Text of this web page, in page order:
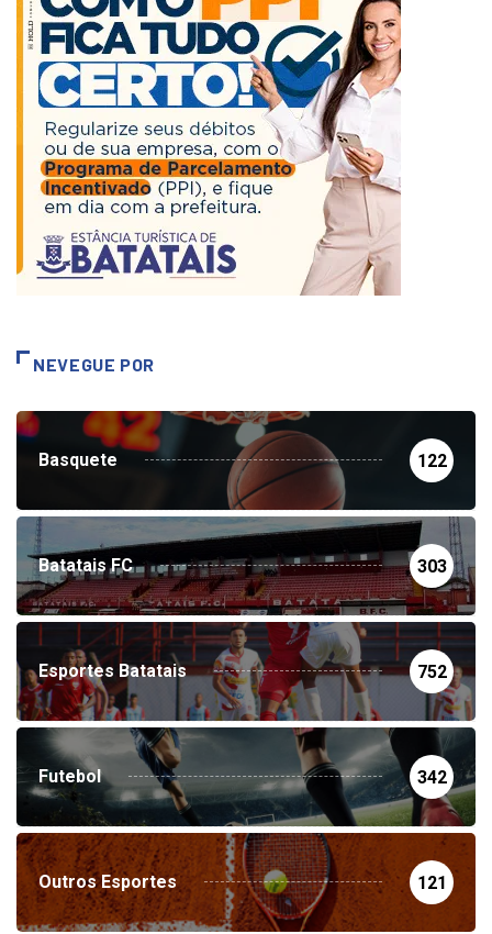
NEVEGUE POR
Basquete 122
Batatais FC 303
Esportes Batatais 752
Futebol 342
Outros Esportes 121